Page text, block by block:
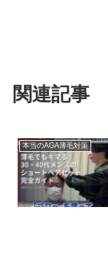
関連記事
本当のAGA薄毛対策